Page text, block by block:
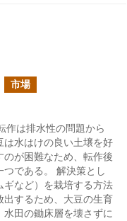
市場
作は排水性の問題から
は水はけの良い土壌を好
が困難なため、転作後
である。 解決策とし
ギなど）を栽培する方法
出するため、大豆の生育
田の鋤床層を壊さずに